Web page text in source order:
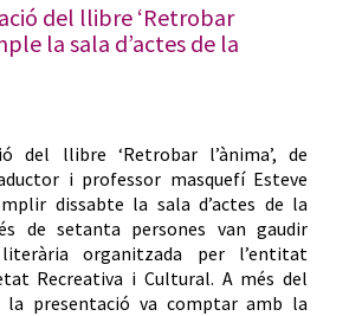
del llibre ‘Retrobar
la sala d’actes de la
del llibre ‘Retrobar l’ànima’, de
i professor masquefí Esteve
dissabte la sala d’actes de la
de setanta persones van gaudir
organitzada per l’entitat
Recreativa i Cultural. A més del
la presentació va comptar amb la